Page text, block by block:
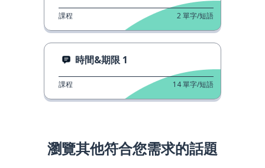
課程 2單字/短語
時間&期限 1
課程 14單字/短語
瀏覽其他符合您需求的話題